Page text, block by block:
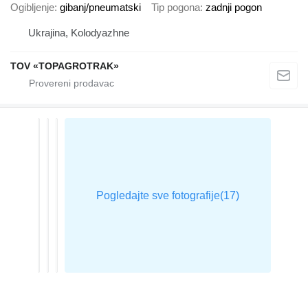
Ogibljenje gibanj/pneumatski Tip pogona zadnji pogon
Ukrajina, Kolodyazhne
TOV «TOPAGROTRAK»